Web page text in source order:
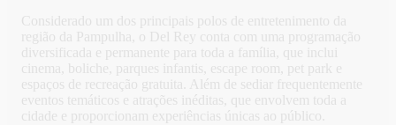
Considerado um dos principais polos de entretenimento da
região da Pampulha, o Del Rey conta com uma programação
diversificada e permanente para toda a família, que inclui
cinema, boliche, parques infantis, escape room, pet park e
espaços de recreação gratuita. Além de sediar frequentemente
eventos temáticos e atrações inéditas, que envolvem toda a
cidade e proporcionam experiências únicas ao público.